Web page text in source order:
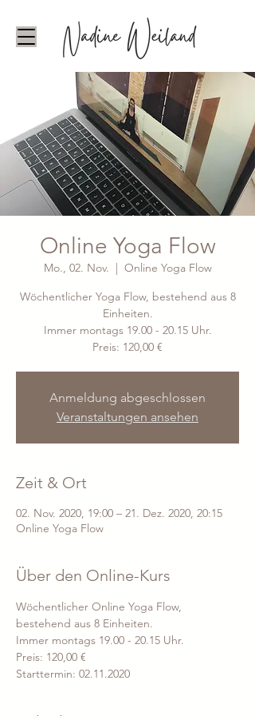
Online Yoga Flow
Mo., 02. Nov.
  |
Online Yoga Flow
Wöchentlicher Yoga Flow, bestehend aus 8
Einheiten.
Immer montags 19.00 - 20.15 Uhr.
Preis: 120,00 €
Anmeldung abgeschlossen
Veranstaltungen ansehen
Zeit & Ort
02. Nov. 2020, 19:00 – 21. Dez. 2020, 20:15
Online Yoga Flow
Über den Online-Kurs
Wöchentlicher Online Yoga Flow,
bestehend aus 8 Einheiten.
Immer montags 19.00 - 20.15 Uhr.
Preis: 120,00 €
Starttermin: 02.11.2020